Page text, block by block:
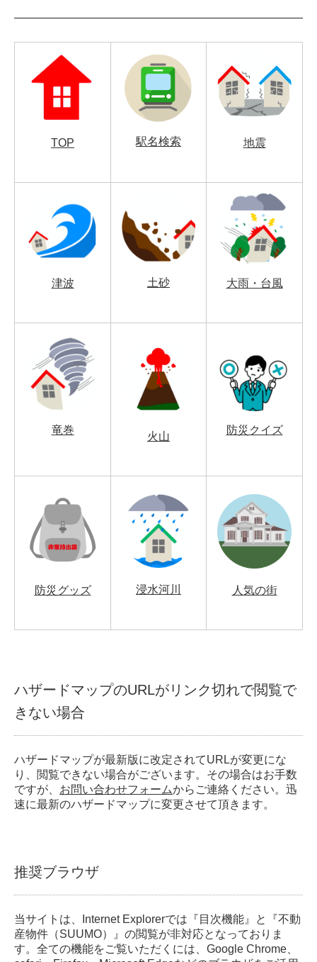
TOP 駅名検索 地震
津波 土砂 大雨・台風
竜巻
火山
防災クイズ
防災グッズ 浸水河川 人気の街
ハザードマップのURLがリンク切れで閲覧で
きない場合
ハザードマップが最新版に改定されてURLが変更にな
り、閲覧できない場合がございます。その場合はお手数
ですが、 お問い合わせフォームからご連絡ください。迅
速に最新のハザードマップに変更させて頂きます。
推奨ブラウザ
当サイトは、Internet Explorerでは『目次機能』と『不動
産物件（SUUMO）』の閲覧が非対応となっておりま
す。全ての機能をご覧いただくには、Google Chrome、